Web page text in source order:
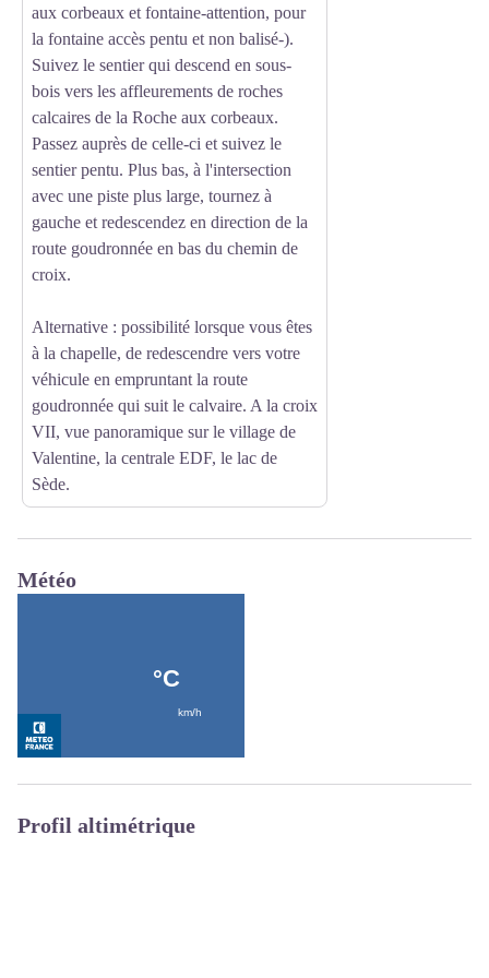
aux corbeaux et fontaine-attention, pour
la fontaine accès pentu et non balisé-).
Suivez le sentier qui descend en sous-
bois vers les affleurements de roches
calcaires de la Roche aux corbeaux.
Passez auprès de celle-ci et suivez le
sentier pentu. Plus bas, à l'intersection
avec une piste plus large, tournez à
gauche et redescendez en direction de la
route goudronnée en bas du chemin de
croix.
Alternative : possibilité lorsque vous êtes
à la chapelle, de redescendre vers votre
véhicule en empruntant la route
goudronnée qui suit le calvaire. A la croix
VII, vue panoramique sur le village de
Valentine, la centrale EDF, le lac de
Sède.
Météo
Profil altimétrique